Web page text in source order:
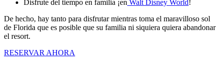
Disfrute del tiempo en familia ¡en Walt Disney World!
De hecho, hay tanto para disfrutar mientras toma el maravilloso sol
de Florida que es posible que su familia ni siquiera quiera abandonar
el resort.
RESERVAR AHORA